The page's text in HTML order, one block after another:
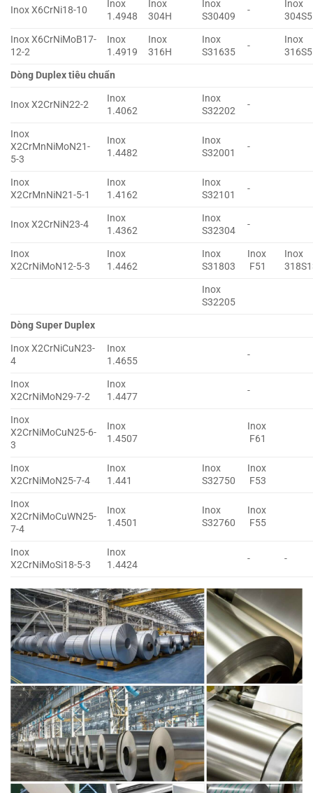
Inox X6CrNi18-10
Inox
1.4948
Inox
304H
Inox
S30409
-
Inox
Inox X6CrNiMoB17-
12-2
Inox
1.4919
Inox
316H
Inox
S31635
-
Inox
Dòng Duplex tiêu chuẩn
Inox X2CrNiN22-2
Inox
1.4062
Inox
S32202
-
Inox
X2CrMnNiMoN21-
5-3
Inox
1.4482
Inox
S32001
-
Inox
X2CrMnNiN21-5-1
Inox
1.4162
Inox
S32101
-
Inox X2CrNiN23-4
Inox
1.4362
Inox
S32304
-
Inox
X2CrNiMoN12-5-3
Inox
1.4462
Inox
S31803
Inox
F51
Inox
Inox
S32205
Dòng Super Duplex
Inox X2CrNiCuN23-
4
Inox
1.4655
-
Inox
X2CrNiMoN29-7-2
Inox
1.4477
-
Inox
X2CrNiMoCuN25-6-
3
Inox
1.4507
Inox
F61
Inox
X2CrNiMoN25-7-4
Inox
1.441
Inox
S32750
Inox
F53
Inox
X2CrNiMoCuWN25-
7-4
Inox
1.4501
Inox
S32760
Inox
F55
Inox
X2CrNiMoSi18-5-3
Inox
1.4424
- -